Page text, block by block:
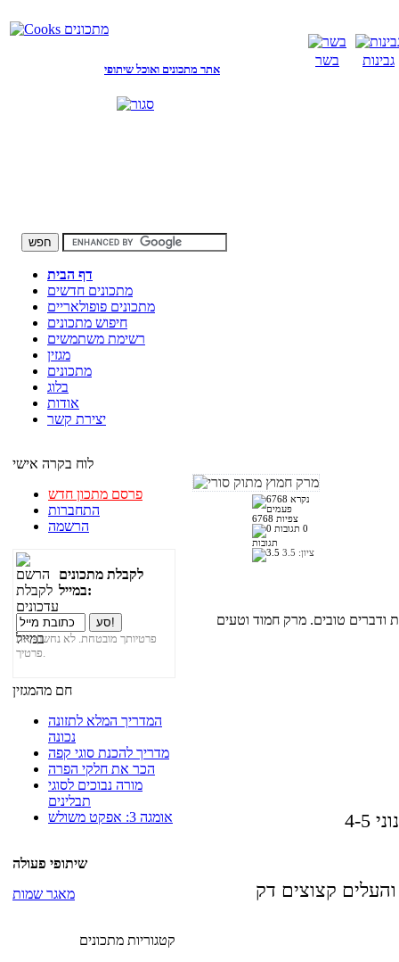
אתר מתכונים ואוכל שיתופי
בשר גבינות
דף הבית
מתכונים חדשים
מתכונים פופולאריים
חיפוש מתכונים
רשימת משתמשים
מגזין
מתכונים
בלוג
אודות
יצירת קשר
לוח בקרה אישי
פרסם מתכון חדש
התחברות
הרשמה
לקבלת מתכונים
במייל:
פרטיותך מובטחת. לא נחשוף את
פרטיך.
חם מהמגזין
המדריך המלא לתזונה
נכונה
מדריך להכנת סוגי קפה
הכר את חלקי הפרה
מורה נבוכים לסוגי
תבלינים
אומגה 3: אפקט משולש
שיתופי פעולה
מאגר שמות
קטגוריות מתכונים
6768 צפיות
0
תגובות
ציון: 3.5
ודברים טובים. מרק חמוד וטעים
קצוצים דק